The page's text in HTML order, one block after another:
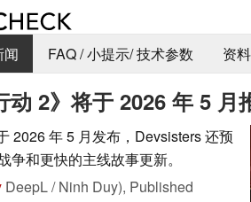
闻 FAQ / 小提示/ 技术参数 资
2》将于 2026 年 5 月
2026 年 5 月发布，Devsisters 还预
和更快的主线故事更新。
DeepL / Ninh Duy), Published